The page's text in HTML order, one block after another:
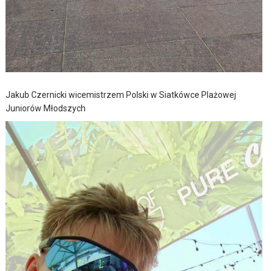
Jakub Czernicki wicemistrzem Polski w Siatkówce Plażowej
Juniorów Młodszych